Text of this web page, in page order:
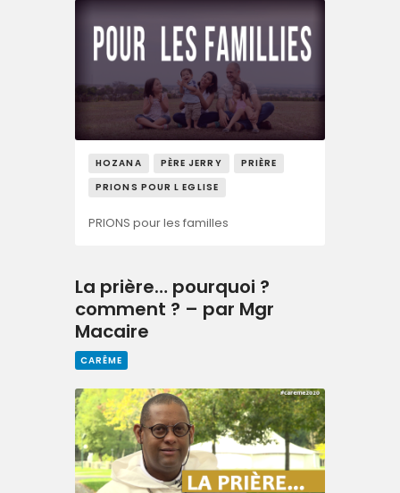
HOZANA PÈRE JERRY
PRIÈRE
PRIONS POUR L EGLISE
PRIONS pour les familles
La prière… pourquoi ?
comment ? – par Mgr
Macaire
CARÊME